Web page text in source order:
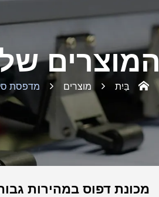
המוצרים
בַּיִת מוצרים מדפסת
מכונת דפוס במהירות